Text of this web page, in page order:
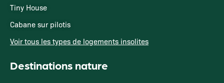
Tiny House
Cabane sur pilotis
Voir tous les types de logements insolites
Destinations nature